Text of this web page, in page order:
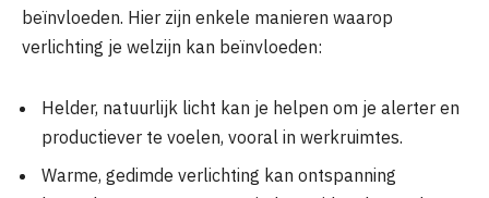
beïnvloeden. Hier zijn enkele manieren waarop
verlichting je welzijn kan beïnvloeden:
Helder, natuurlijk licht kan je helpen om je alerter en
productiever te voelen, vooral in werkruimtes.
Warme, gedimde verlichting kan ontspanning